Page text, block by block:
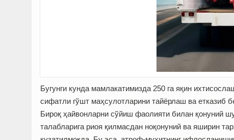
Бугунги кунда мамлакатимизда 250 га яқин
сифатли гўшт маҳсулотларини тайёрлаш ва етказиб
Бироқ ҳайвонларни сўйиш фаолияти билан қонуний
талабларига риоя қилмасдан ноқонуний ва яширин